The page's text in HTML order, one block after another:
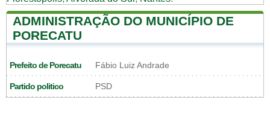
ADMINISTRAÇÃO DO MUNICÍPIO DE
PORECATU
Prefeito de Porecatu Fábio Luiz Andrade
Partido politico PSD